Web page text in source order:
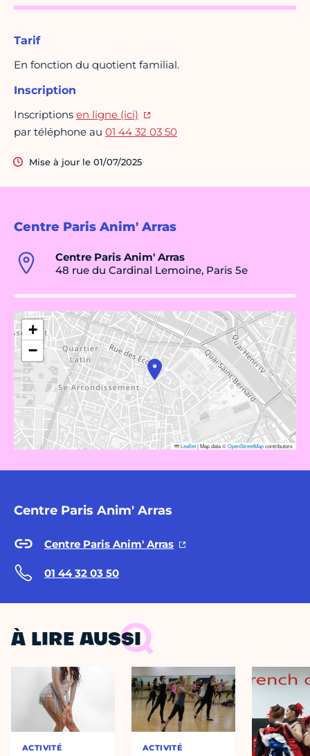
Centre Paris Anim' Arras
Centre Paris Anim' Arras
48 rue du Cardinal Lemoine, Paris 5e
+
−
Leaflet|Map data ©OpenStreetMapcontributors
Centre Paris Anim' Arras
Centre Paris Anim' Arras
01 44 32 03 50
Tarif
En fonction du quotient familial.
Inscription
Inscriptions en ligne (ici)
par téléphone au 01 44 32 03 50
Mise à jour le 01/07/2025
À LIRE AUSSI
ACTIVITÉ ACTIVITÉ